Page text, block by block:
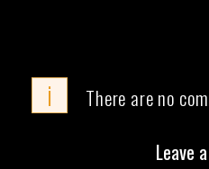
i There are no
Leave